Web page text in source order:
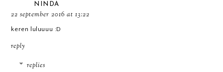
NINDA
22 september 2016 at 13:22
keren luluuuu :D
reply
replies